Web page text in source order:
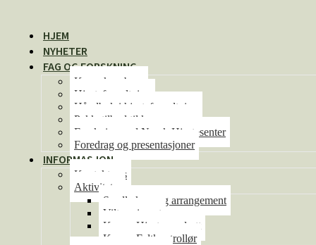
HJEM
NYHETER
FAG OG FORSKNING
Kunnskapsbase
Hjorteforvaltning
Håndbok i hjorteforvaltning
Pakketilbud til kommunene
Forskning ved Norsk Hjortesenter
Foredrag og presentasjoner
INFORMASJON
Kontakt oss
Aktiviteter
Se alle kurs og arrangement
Viltseminaret
Kurs – Hjorteoppdrett
Kurs – Feltkontrollør